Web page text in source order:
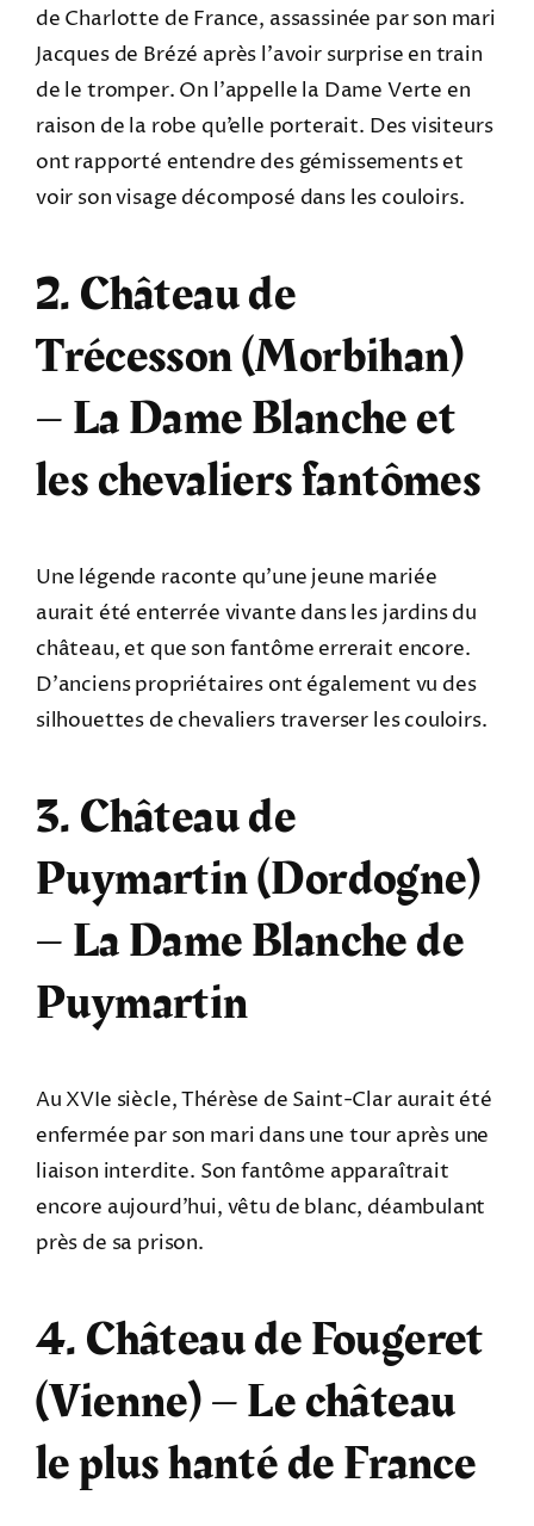
de Charlotte de France, assassinée par son mari
Jacques de Brézé après l’avoir surprise en train
de le tromper. On l’appelle la Dame Verte en
raison de la robe qu’elle porterait. Des visiteurs
ont rapporté entendre des gémissements et
voir son visage décomposé dans les couloirs.
2. Château de
Trécesson (Morbihan)
– La Dame Blanche et
les chevaliers fantômes
Une légende raconte qu’une jeune mariée
aurait été enterrée vivante dans les jardins du
château, et que son fantôme errerait encore.
D’anciens propriétaires ont également vu des
silhouettes de chevaliers traverser les couloirs.
3. Château de
Puymartin (Dordogne)
– La Dame Blanche de
Puymartin
Au XVIe siècle, Thérèse de Saint-Clar aurait été
enfermée par son mari dans une tour après une
liaison interdite. Son fantôme apparaîtrait
encore aujourd’hui, vêtu de blanc, déambulant
près de sa prison.
4. Château de Fougeret
(Vienne) – Le château
le plus hanté de France